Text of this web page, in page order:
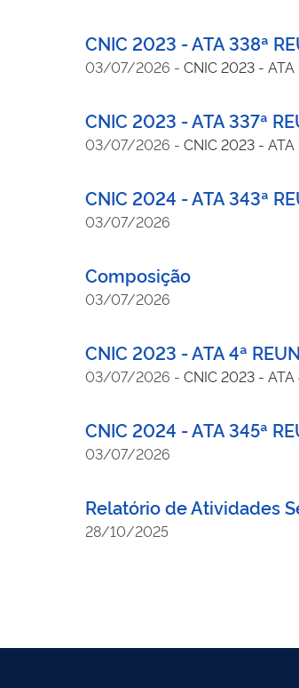
CNIC 2023 - ATA 338ª
03/07/2026 - CNIC 2023 - ATA
CNIC 2023 - ATA 337ª
03/07/2026 - CNIC 2023 - ATA
CNIC 2024 - ATA 343ª
03/07/2026
Composição
03/07/2026
CNIC 2023 - ATA 4ª
03/07/2026 - CNIC 2023 - ATA
CNIC 2024 - ATA 345ª
03/07/2026
Relatório de Atividades
28/10/2025